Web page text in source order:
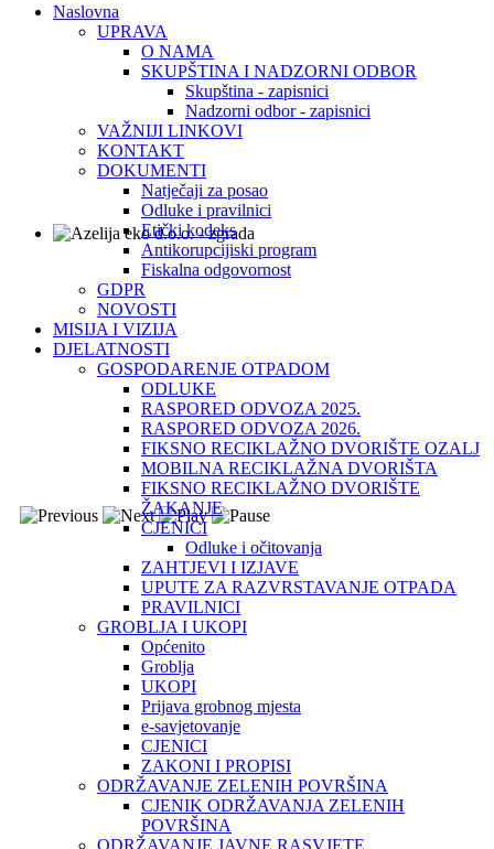
Naslovna
UPRAVA
O NAMA
SKUPŠTINA I NADZORNI ODBOR
Skupština - zapisnici
Nadzorni odbor - zapisnici
VAŽNIJI LINKOVI
KONTAKT
DOKUMENTI
Natječaji za posao
Odluke i pravilnici
Etički kodeks
Antikorupcijiski program
Fiskalna odgovornost
GDPR
NOVOSTI
MISIJA I VIZIJA
DJELATNOSTI
GOSPODARENJE OTPADOM
ODLUKE
RASPORED ODVOZA 2025.
RASPORED ODVOZA 2026.
FIKSNO RECIKLAŽNO DVORIŠTE OZALJ
MOBILNA RECIKLAŽNA DVORIŠTA
FIKSNO RECIKLAŽNO DVORIŠTE
ŽAKANJE
CJENICI
Odluke i očitovanja
ZAHTJEVI I IZJAVE
UPUTE ZA RAZVRSTAVANJE OTPADA
PRAVILNICI
GROBLJA I UKOPI
Općenito
Groblja
UKOPI
Prijava grobnog mjesta
e-savjetovanje
CJENICI
ZAKONI I PROPISI
ODRŽAVANJE ZELENIH POVRŠINA
CJENIK ODRŽAVANJA ZELENIH
POVRŠINA
ODRŽAVANJE JAVNE RASVJETE